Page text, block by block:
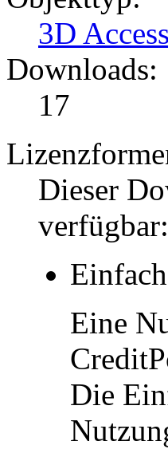
3D
Downloads:
17
Dieser
verfügbar:
Eine
Die